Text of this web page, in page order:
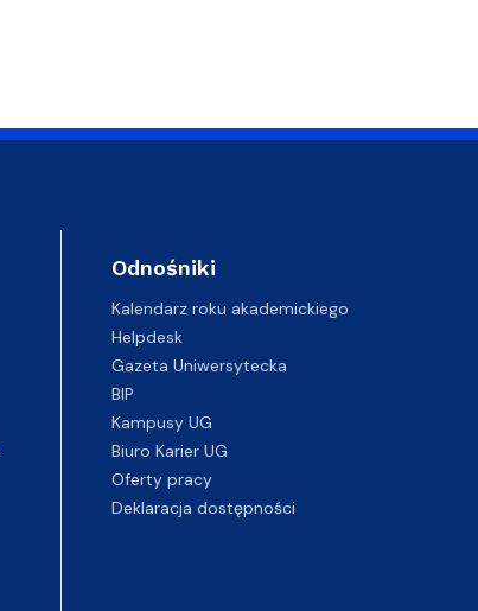
Odnośniki
Kalendarz roku akademickiego
Helpdesk
Gazeta Uniwersytecka
BIP
Kampusy UG
Biuro Karier UG
Oferty pracy
Deklaracja dostępności